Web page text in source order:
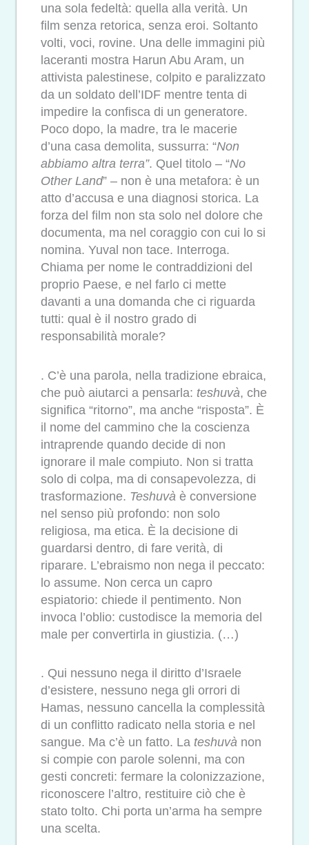
una sola fedeltà: quella alla verità. Un
film senza retorica, senza eroi. Soltanto
volti, voci, rovine. Una delle immagini più
laceranti mostra Harun Abu Aram, un
attivista palestinese, colpito e paralizzato
da un soldato dell’IDF mentre tenta di
impedire la confisca di un generatore.
Poco dopo, la madre, tra le macerie
d’una casa demolita, sussurra: “Non
abbiamo altra terra”. Quel titolo – “No
Other Land” – non è una metafora: è un
atto d’accusa e una diagnosi storica. La
forza del film non sta solo nel dolore che
documenta, ma nel coraggio con cui lo si
nomina. Yuval non tace. Interroga.
Chiama per nome le contraddizioni del
proprio Paese, e nel farlo ci mette
davanti a una domanda che ci riguarda
tutti: qual è il nostro grado di
responsabilità morale?
. C’è una parola, nella tradizione ebraica,
che può aiutarci a pensarla: teshuvà, che
significa “ritorno”, ma anche “risposta”. È
il nome del cammino che la coscienza
intraprende quando decide di non
ignorare il male compiuto. Non si tratta
solo di colpa, ma di consapevolezza, di
trasformazione. Teshuvà è conversione
nel senso più profondo: non solo
religiosa, ma etica. È la decisione di
guardarsi dentro, di fare verità, di
riparare. L’ebraismo non nega il peccato:
lo assume. Non cerca un capro
espiatorio: chiede il pentimento. Non
invoca l’oblio: custodisce la memoria del
male per convertirla in giustizia. (…)
. Qui nessuno nega il diritto d’Israele
d’esistere, nessuno nega gli orrori di
Hamas, nessuno cancella la complessità
di un conflitto radicato nella storia e nel
sangue. Ma c’è un fatto. La teshuvà non
si compie con parole solenni, ma con
gesti concreti: fermare la colonizzazione,
riconoscere l’altro, restituire ciò che è
stato tolto. Chi porta un’arma ha sempre
una scelta.